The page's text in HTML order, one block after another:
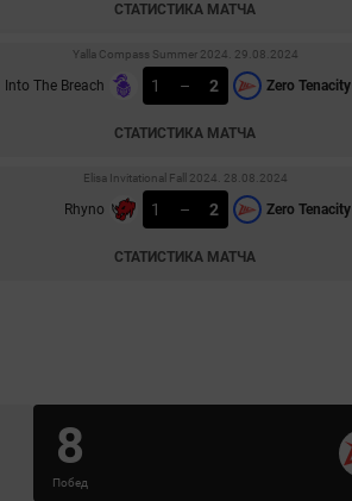
СТАТИСТИКА МАТЧА
Yalla Compass Summer 2024. 29.08.2024
Into The Breach 1 – 2 Zero Tenacity
СТАТИСТИКА МАТЧА
Elisa Invitational Fall 2024. 28.08.2024
Rhyno 1 – 2 Zero Tenacity
СТАТИСТИКА МАТЧА
8
Побед